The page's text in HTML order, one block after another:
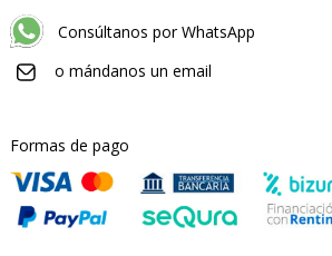
Consúltanos por WhatsApp
o mándanos un email
Formas de pago